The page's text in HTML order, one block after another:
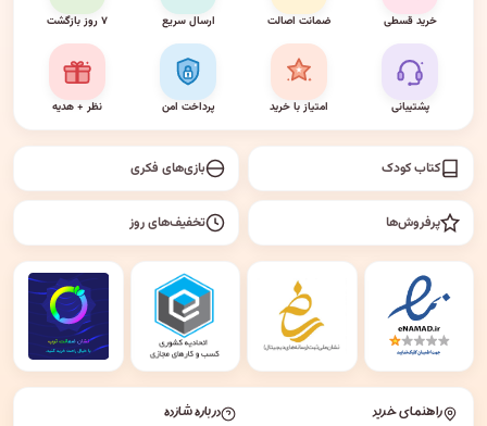
خرید قسطی ضمانت اصالت ارسال سریع ۷ روز بازگشت
پشتیبانی امتیاز با خرید پرداخت امن نظر + هدیه
کتاب کودک بازی‌های فکری
پرفروش‌ها تخفیف‌های روز
راهنمای خرید درباره شازده